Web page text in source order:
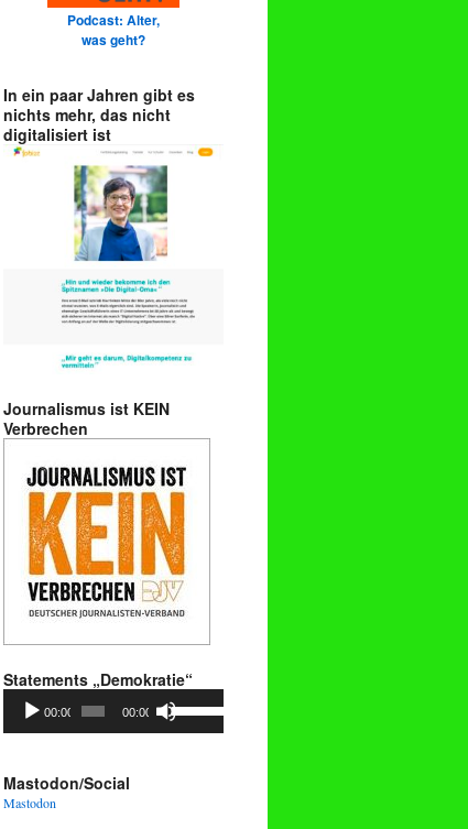
Podcast: Alter,
was geht?
In ein paar Jahren gibt es
nichts mehr, das nicht
digitalisiert ist
Journalismus ist KEIN
Verbrechen
Statements „Demokratie“
Audio-
Player
00:00 00:00
Hoch/Runter
benutzen,
Mastodon/Social
Mastodon